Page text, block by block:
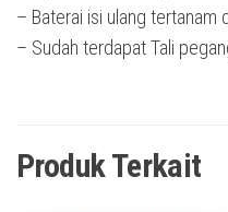
– Baterai isi ulang tertanam
– Sudah terdapat Tali
Produk Terkait